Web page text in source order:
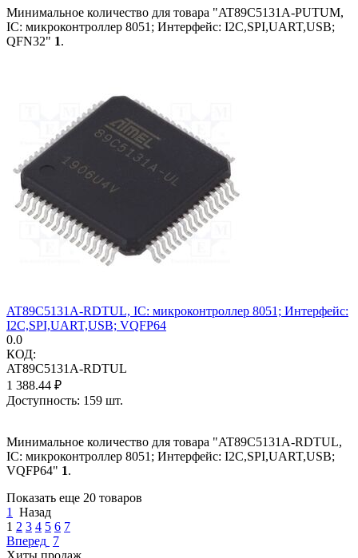
Минимальное количество для товара "AT89C5131A-PUTUM,
IC: микроконтроллер 8051; Интерфейс: I2C,SPI,UART,USB;
QFN32" 1.
AT89C5131A-RDTUL, IC: микроконтроллер 8051; Интерфейс:
I2C,SPI,UART,USB; VQFP64
0.0
КОД:
AT89C5131A-RDTUL
1 388.44 ₽
Доступность: 159 шт.
Минимальное количество для товара "AT89C5131A-RDTUL,
IC: микроконтроллер 8051; Интерфейс: I2C,SPI,UART,USB;
VQFP64" 1.
Показать еще 20 товаров
1
Назад
1 2 3 4 5 6 7
Вперед 7
Хиты продаж